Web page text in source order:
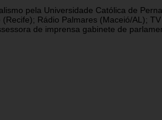
pela Universidade Católica de
Rádio Palmares (Maceió/AL);
de imprensa gabinete de